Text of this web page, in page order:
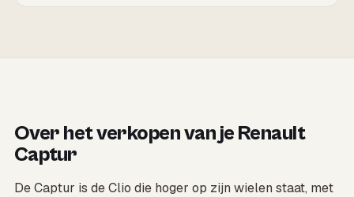
Over het verkopen van je Renault
Captur
De Captur is de Clio die hoger op zijn wielen staat, met